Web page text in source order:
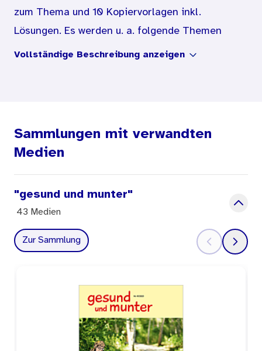
zum Thema und 10 Kopiervorlagen inkl.
Lösungen. Es werden u. a. folgende Themen
angesprochen:
Schön, aber giftig
Die giftigste Zimmerpflanze
Kennst du Giftpflanzen?
Vollständige Beschreibung anzeigen
Sammlungen mit verwandten
Medien
"gesund und munter"
43 Medien
Zur Sammlung